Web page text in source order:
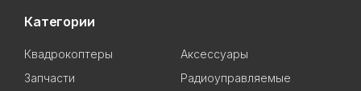
Категории
Квадрокоптеры
Аксессуары
Запчасти
Радиоуправляемые